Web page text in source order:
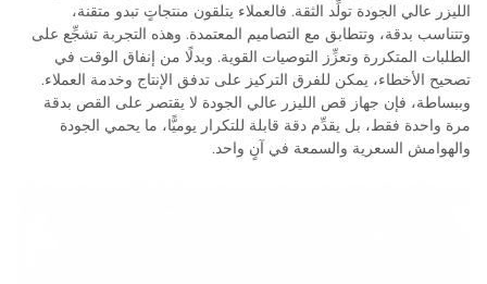
الليزر عالي الجودة تولِّد الثقة. فالعملاء يتلقون منتجاتٍ تبدو متقنة،
وتتناسب بدقة، وتتطابق مع التصاميم المعتمدة. وهذه التجربة تشجِّع على
الطلبات المتكررة وتعزِّز التوصيات القوية. وبدلًا من إنفاق الوقت في
تصحيح الأخطاء، يمكن للفرق التركيز على تدفق الإنتاج وخدمة العملاء.
وببساطة، فإن جهاز قص الليزر عالي الجودة لا يقتصر على القص بدقة
مرة واحدة فقط، بل يقدِّم دقة قابلة للتكرار يوميًّا، ما يحمي الجودة
والهوامش السعرية والسمعة في آنٍ واحد.